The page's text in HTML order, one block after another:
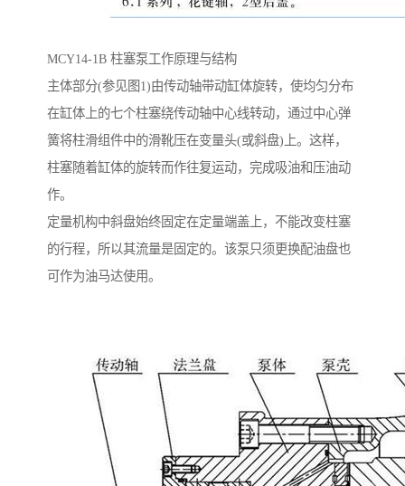
MCY14-1B 柱塞泵工作原理与结构
主体部分(参见图1)由传动轴带动缸体旋转，使均匀分布
在缸体上的七个柱塞绕传动轴中心线转动，通过中心弹
簧将柱滑组件中的滑靴压在变量头(或斜盘)上。这样，
柱塞随着缸体的旋转而作往复运动，完成吸油和压油动
作。
定量机构中斜盘始终固定在定量端盖上，不能改变柱塞
的行程，所以其流量是固定的。该泵只须更换配油盘也
可作为油马达使用。